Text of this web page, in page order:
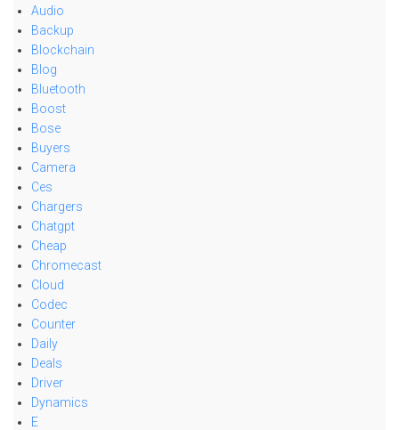
Audio
Backup
Blockchain
Blog
Bluetooth
Boost
Bose
Buyers
Camera
Ces
Chargers
Chatgpt
Cheap
Chromecast
Cloud
Codec
Counter
Daily
Deals
Driver
Dynamics
E